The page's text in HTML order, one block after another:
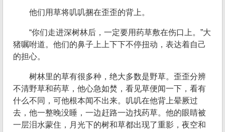
他们用草将叽叽捆在歪歪的背上。
“你们走进深树林后，一定要用药草敷在伤口上。”大
猪嘱咐道。他们的鼻子上上下下不停扭动，表达着自己
的担心。
树林里的草有很多种，绝大多数是野草。歪歪分辨
不清野草和药草，他心急如焚，看见草便闻一下，看有
什么不同，可他根本闻不出来。叽叽在他背上晕厥过
去，他一整晚没睡，一边赶路一边找药草。他的眼睛被
一层泪水蒙住，月光下的树和草都出现了重影，夜空和